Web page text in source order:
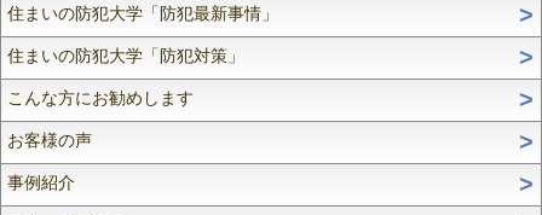
住まいの防犯大学「防犯最新事情」
住まいの防犯大学「防犯対策」
こんな方にお勧めします
お客様の声
事例紹介